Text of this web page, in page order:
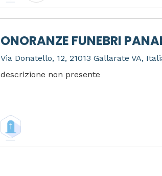
ONORANZE FUNEBRI
Via Donatello, 12, 21013 Gallarate VA,
descrizione non presente